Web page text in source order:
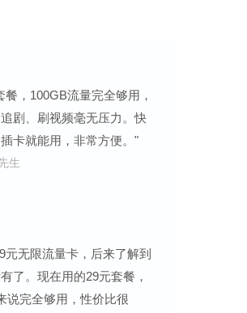
，100GB流量完全够用，
剧、刷视频毫无压力。快
卡就能用，非常方便。"
生
元无限流量卡，后来了解到
了。现在用的29元套餐，
说完全够用，性价比很